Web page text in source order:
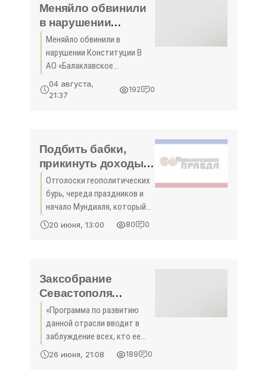
сроки. Об этом сообщила
Меняйло обвинили
в нарушении
Конституции -
«Политика»
Меняйло обвинили в
нарушении Конституции В
АО «Балаклавское
Горького» считают, что
земельным участком в
районе
04 августа,
21:37
192 0
Подбить бабки,
прикинуть доходы -
«Политика Крыма»
Отголоски геополитических
бурь, череда праздников и
начало Мундиаля, который
хоть напрямую и не
неравнодушных к футболу
сердец,
20 июня, 13:00 80 0
Заксобрание
Севастополя
поставило Меняйло
«неуд» за развитие
промышленности
«Программа по развитию
данной отрасли вводит в
заблуждение всех, кто ее
читает, включая
26 июня, 21:08 189 0